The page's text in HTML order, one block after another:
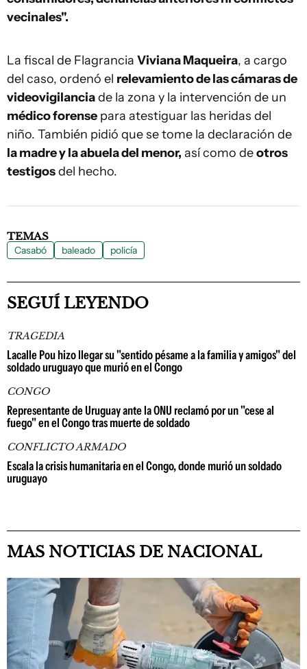
vecinales".
La fiscal de Flagrancia Viviana Maqueira, a cargo
del caso, ordenó el relevamiento de las cámaras de
videovigilanciade la zona y la intervención de un
médico forense para atestiguar las heridas del
niño. También pidió que se tome la declaración de
la madre y la abuela del menor, así como deotros
testigosdel hecho.
TEMAS
Casabó baleado policía
SEGUÍ LEYENDO
TRAGEDIA
Lacalle Pou hizo llegar su "sentido pésame a la familia y amigos" del
soldado uruguayo que murió en el Congo
CONGO
Representante de Uruguay ante la ONU reclamó por un "cese al
fuego" en el Congo tras muerte de soldado
CONFLICTO ARMADO
Escala la crisis humanitaria en el Congo, donde murió un soldado
uruguayo
MAS NOTICIAS DE NACIONAL